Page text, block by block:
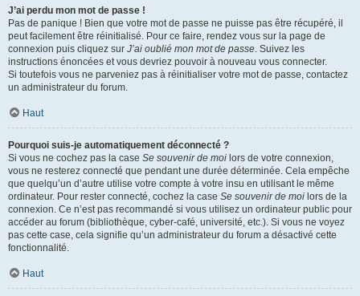
J’ai perdu mon mot de passe !
Pas de panique ! Bien que votre mot de passe ne puisse pas être récupéré, il
peut facilement être réinitialisé. Pour ce faire, rendez vous sur la page de
connexion puis cliquez sur J’ai oublié mon mot de passe. Suivez les
instructions énoncées et vous devriez pouvoir à nouveau vous connecter.
Si toutefois vous ne parveniez pas à réinitialiser votre mot de passe, contactez
un administrateur du forum.
Haut
Pourquoi suis-je automatiquement déconnecté ?
Si vous ne cochez pas la case Se souvenir de moi lors de votre connexion,
vous ne resterez connecté que pendant une durée déterminée. Cela empêche
que quelqu’un d’autre utilise votre compte à votre insu en utilisant le même
ordinateur. Pour rester connecté, cochez la case Se souvenir de moi lors de la
connexion. Ce n’est pas recommandé si vous utilisez un ordinateur public pour
accéder au forum (bibliothèque, cyber-café, université, etc.). Si vous ne voyez
pas cette case, cela signifie qu’un administrateur du forum a désactivé cette
fonctionnalité.
Haut